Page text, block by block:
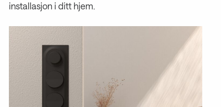
installasjon i ditt hjem.